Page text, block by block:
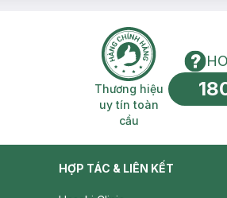
trả miễn phí Thương hiệu uy
Thương hiệu
uy tín toàn
cầu
HỢP TÁC & LIÊN KẾT